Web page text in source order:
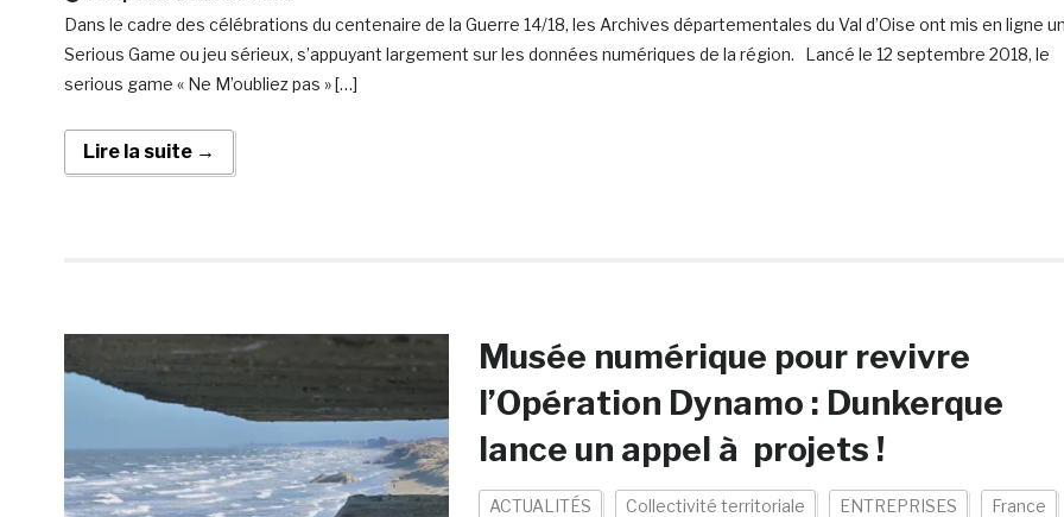
Dans le cadre des célébrations du centenaire de la Guerre 14/18, les Archives départementales du Val d’Oise ont mis en ligne
Serious Game ou jeu sérieux, s’appuyant largement sur les données numériques de la région. Lancé le 12 septembre 2018, le
serious game « Ne M’oubliez pas » […]
Lire la suite →
Musée numérique pour revivre
l’Opération Dynamo : Dunkerque
lance un appel à projets !
ACTUALITÉS Collectivité territoriale ENTREPRISES France